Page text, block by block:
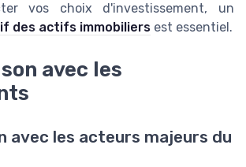
vos choix d'investissement, un
des actifs immobiliers est essentiel.
avec les
avec les acteurs majeurs du